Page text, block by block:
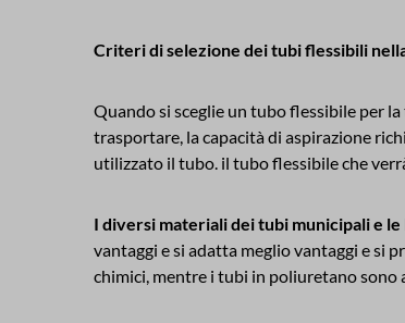
Criteri di selezione dei tubi flessibili
Quando si sceglie un tubo flessibile per
trasportare, la capacità di aspirazione
utilizzato il tubo. il tubo flessibile che
I diversi materiali dei tubi municipali e
vantaggi e si adatta meglio vantaggi e si
chimici, mentre i tubi in poliuretano sono